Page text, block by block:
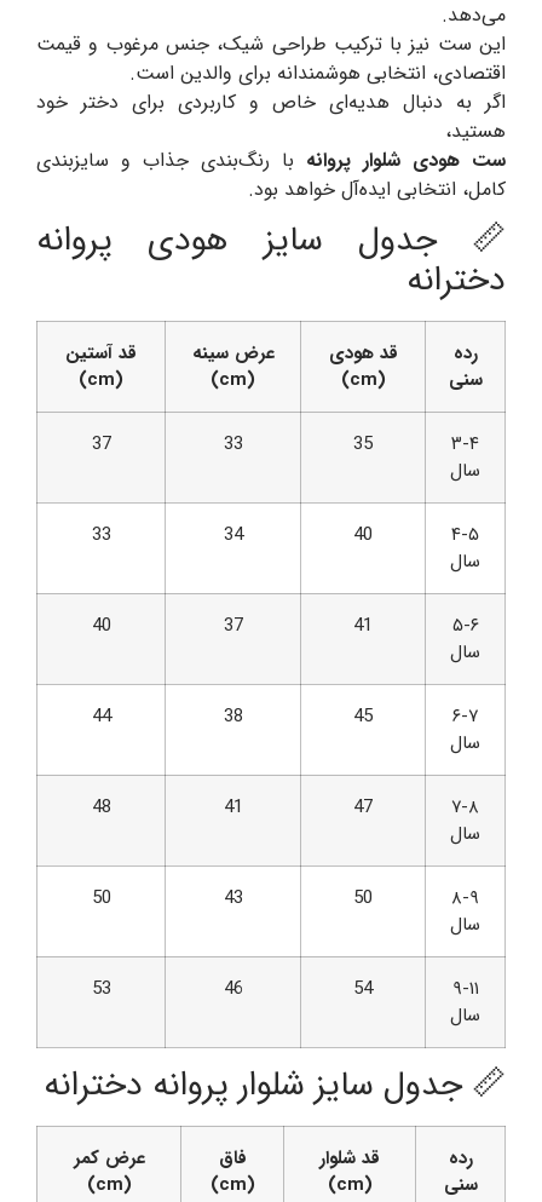
می‌دهد.
این ست نیز با ترکیب طراحی شیک، جنس مرغوب و قیمت
اقتصادی، انتخابی هوشمندانه برای والدین است.
اگر به دنبال هدیه‌ای خاص و کاربردی برای دختر خود
هستید،
ست هودی شلوار پروانه با رنگ‌بندی جذاب و سایزبندی
کامل، انتخابی ایده‌آل خواهد بود.
📏 جدول سایز هودی پروانه
دخترانه
رده
سنی
قد هودی
(cm)
عرض سینه
(cm)
قد آستین
(cm)
۳-۴
سال
35
33
37
۴-۵
سال
40
34
33
۵-۶
سال
41
37
40
۶-۷
سال
45
38
44
۷-۸
سال
47
41
48
۸-۹
سال
50
43
50
۹-۱۱
سال
54
46
53
📏 جدول سایز شلوار پروانه دخترانه
رده
سنی
قد شلوار
(cm)
فاق
(cm)
عرض کمر
(cm)